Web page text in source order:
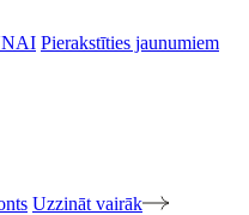
Pierakstīties jaunumiem
Uzzināt vairāk